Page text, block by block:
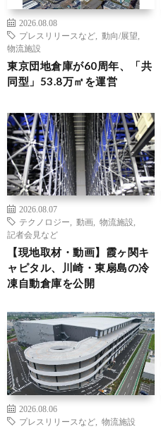
2026.08.08
プレスリリースなど
動向/展望
物流施設
東京団地倉庫が60周年、「共
同型」53.8万㎡を運営
2026.08.07
テクノロジー
動画 物流施設
記者会見など
【現地取材・動画】霞ヶ関キ
ャピタル、川崎・東扇島の冷
凍自動倉庫を公開
2026.08.06
プレスリリースなど
物流施設